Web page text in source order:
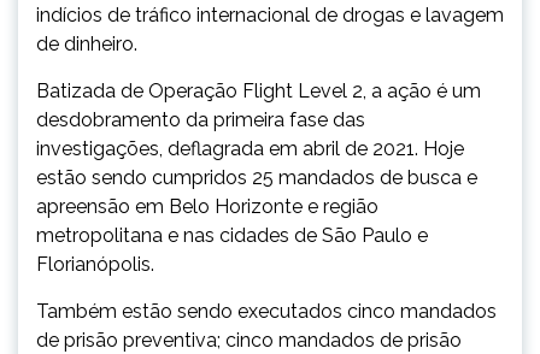
indícios de tráfico internacional de drogas e lavagem
de dinheiro.
Batizada de Operação Flight Level 2, a ação é um
desdobramento da primeira fase das
investigações, deflagrada em abril de 2021. Hoje
estão sendo cumpridos 25 mandados de busca e
apreensão em Belo Horizonte e região
metropolitana e nas cidades de São Paulo e
Florianópolis.
Também estão sendo executados cinco mandados
de prisão preventiva; cinco mandados de prisão